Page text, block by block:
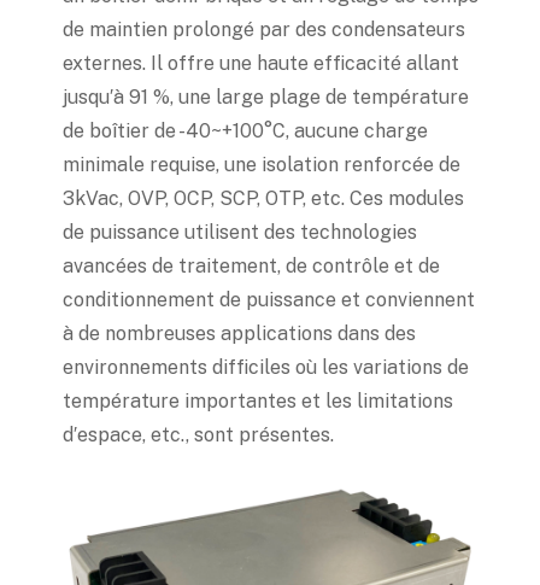
de maintien prolongé par des condensateurs
externes. Il offre une haute efficacité allant
jusqu′à 91 %, une large plage de température
de boîtier de -40~+100°C, aucune charge
minimale requise, une isolation renforcée de
3kVac, OVP, OCP, SCP, OTP, etc. Ces modules
de puissance utilisent des technologies
avancées de traitement, de contrôle et de
conditionnement de puissance et conviennent
à de nombreuses applications dans des
environnements difficiles où les variations de
température importantes et les limitations
d′espace, etc., sont présentes.